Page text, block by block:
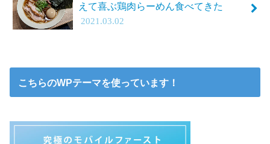
えて喜ぶ鶏肉らーめん食べてきた
2021.03.02
こちらのWPテーマを使っています！